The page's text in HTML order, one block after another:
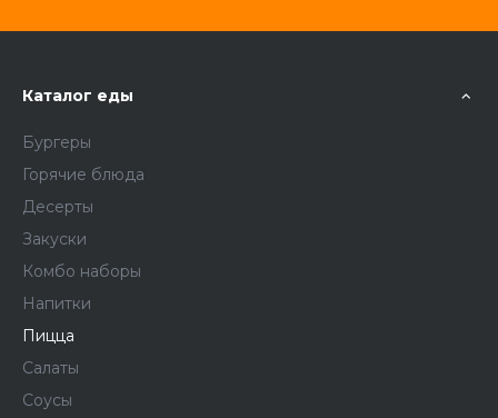
Каталог еды
Бургеры
Горячие блюда
Десерты
Закуски
Комбо наборы
Напитки
Пицца
Салаты
Соусы